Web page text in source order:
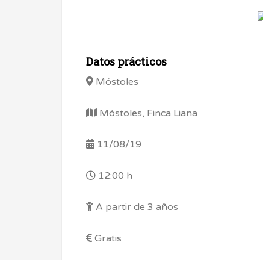
Datos prácticos
Móstoles
Móstoles, Finca Liana
11/08/19
12:00 h
A partir de 3 años
Gratis